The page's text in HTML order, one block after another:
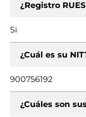
¿Registro
Si
¿Cuál es su
900756192
¿Cuáles son